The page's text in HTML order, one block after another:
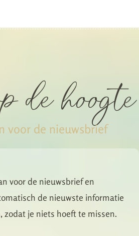
hoogte
voor de nieuwsbrief
voor de nieuwsbrief en
de nieuwste informatie
zodat je niets hoeft te missen.